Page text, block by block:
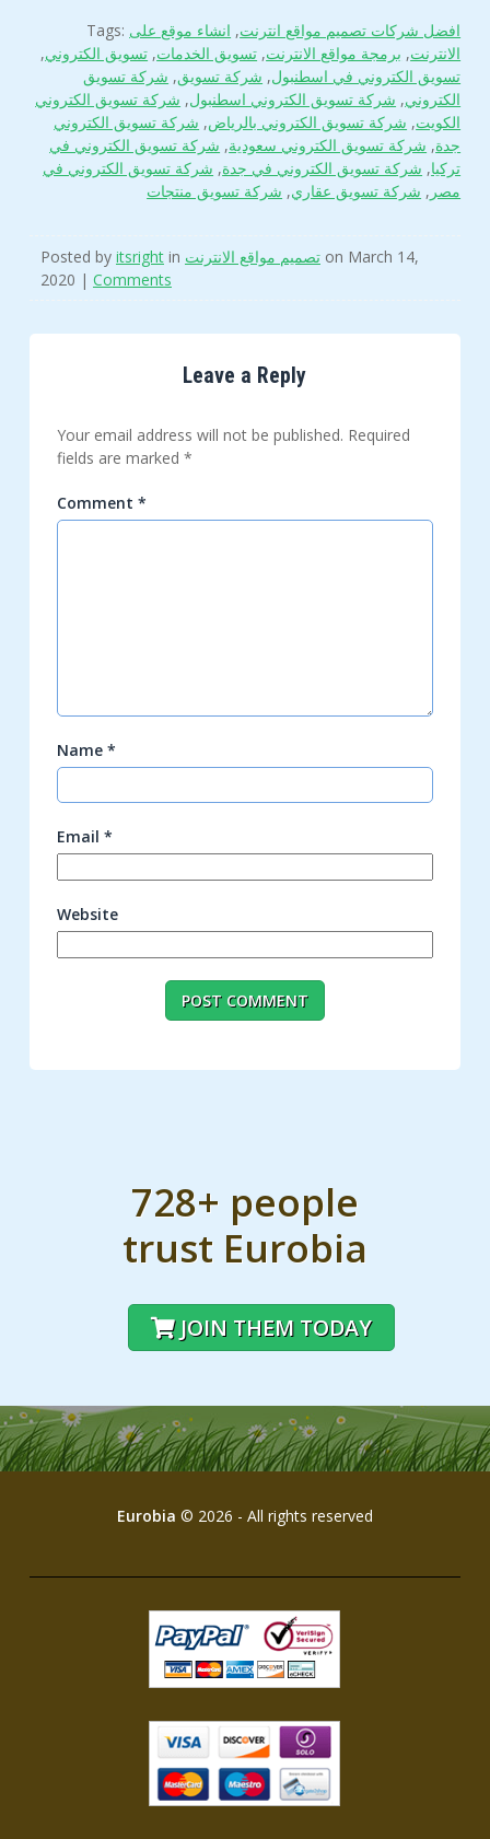
Tags: افضل شركات تصميم مواقع انترنت, انشاء موقع على
الانترنت, برمجة مواقع الانترنت, تسويق الخدمات, تسويق الكتروني,
تسويق الكتروني في اسطنبول, شركة تسويق, شركة تسويق
الكتروني, شركة تسويق الكتروني اسطنبول, شركة تسويق الكتروني
الكويت, شركة تسويق الكتروني بالرياض, شركة تسويق الكتروني
جدة, شركة تسويق الكتروني سعودية, شركة تسويق الكتروني في
تركيا, شركة تسويق الكتروني في جدة, شركة تسويق الكتروني في
مصر , شركة تسويق عقاري, شركة تسويق منتجات
Posted by itsrightin تصميم مواقع الانترنتon March 14,
2020 | Comments
Leave a Reply
Your email address will not be published. Required
fields are marked *
Comment *
Name *
Email *
Website
728+ people
trust Eurobia
JOIN THEM TODAY
Eurobia © 2026 - All rights reserved